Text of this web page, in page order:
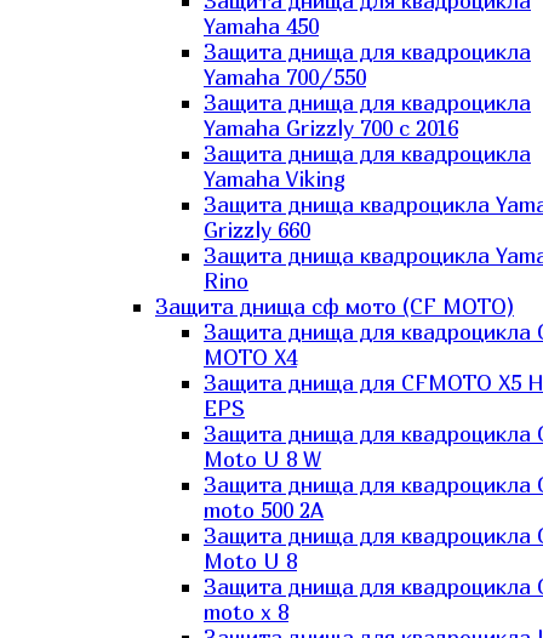
Yamaha 450
Защита днища для квадроцикла
Yamaha 700/550
Защита днища для квадроцикла
Yamaha Grizzly 700 с 2016
Защита днища для квадроцикла
Yamaha Viking
Защита днища квадроцикла
Grizzly 660
Защита днища квадроцикла
Rino
Защита днища сф мото (CF MOTO)
Защита днища для квадроцикла
MOTO X4
Защита днища для CFMOTO X5
EPS
Защита днища для квадроцикла
Moto U 8 W
Защита днища для квадроцикла
moto 500 2A
Защита днища для квадроцикла
Moto U 8
Защита днища для квадроцикла
moto x 8